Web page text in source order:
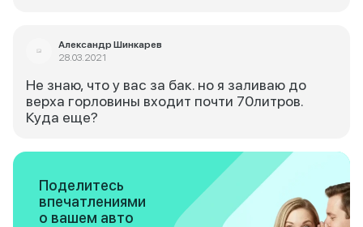
Александp Шинкарев
28.03.2021
Не знаю, что у вас за бак. но я заливаю до
верха горловины входит почти 70литров.
Куда еще?
Поделитесь
впечатлениями
о вашем авто